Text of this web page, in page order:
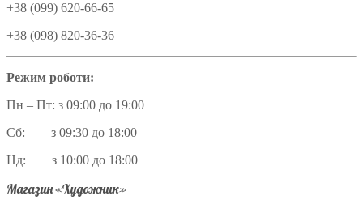
+38 (099) 620-66-65
+38 (098) 820-36-36
Режим роботи:
Пн – Пт: з 09:00 до 19:00
Сб: з 09:30 до 18:00
Нд: з 10:00 до 18:00
Магазин «Художник»